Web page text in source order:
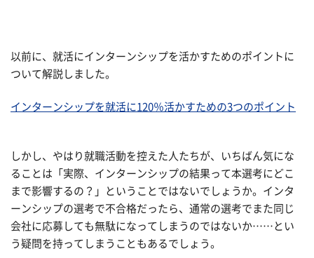
以前に、就活にインターンシップを活かすためのポイントに
ついて解説しました。
インターンシップを就活に120％活かすための3つのポイント
しかし、やはり就職活動を控えた人たちが、いちばん気にな
ることは「実際、インターンシップの結果って本選考にどこ
まで影響するの？」ということではないでしょうか。インタ
ーンシップの選考で不合格だったら、通常の選考でまた同じ
会社に応募しても無駄になってしまうのではないか……とい
う疑問を持ってしまうこともあるでしょう。